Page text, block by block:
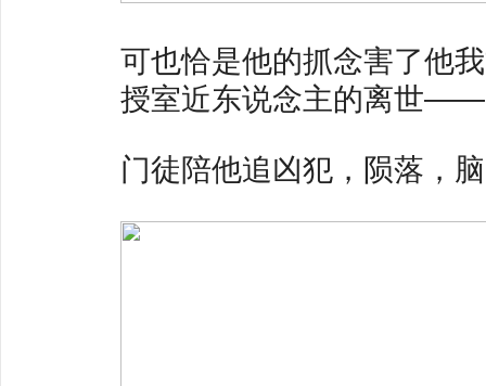
可也恰是他的抓念害了他
授室近东说念主的离世——
门徒陪他追凶犯，陨落，